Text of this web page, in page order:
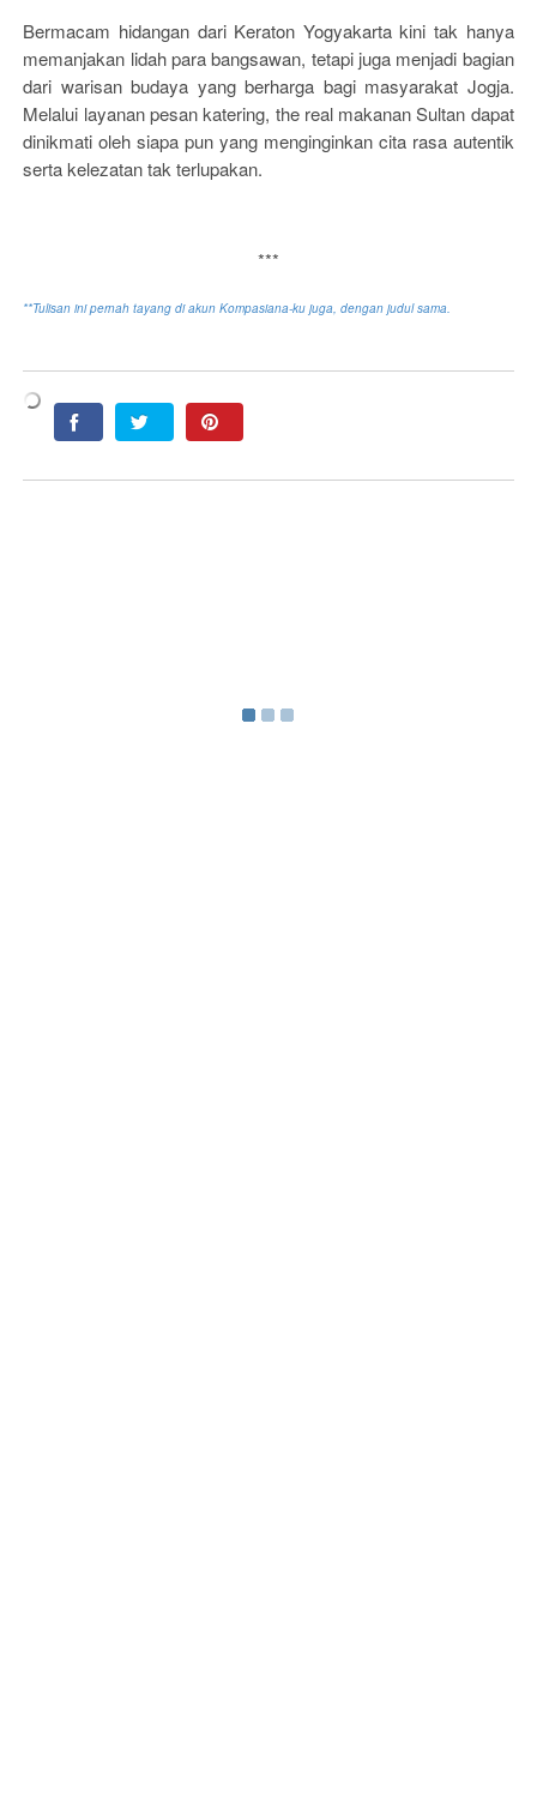
Bermacam hidangan dari Keraton Yogyakarta kini tak hanya
memanjakan lidah para bangsawan, tetapi juga menjadi bagian
dari warisan budaya yang berharga bagi masyarakat Jogja.
Melalui layanan pesan katering, the real makanan Sultan dapat
dinikmati oleh siapa pun yang menginginkan cita rasa autentik
serta kelezatan tak terlupakan.
***
**Tulisan ini pernah tayang di akun Kompasiana-ku juga, dengan judul sama.